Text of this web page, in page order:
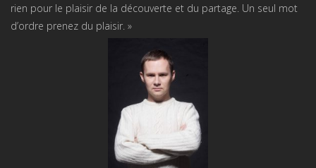
rien pour le plaisir de la découverte et du partage. Un seul mot
d’ordre prenez du plaisir. »